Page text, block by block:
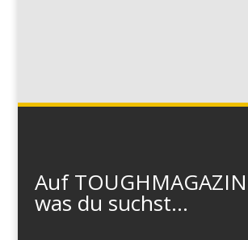
Auf
was du suchst...